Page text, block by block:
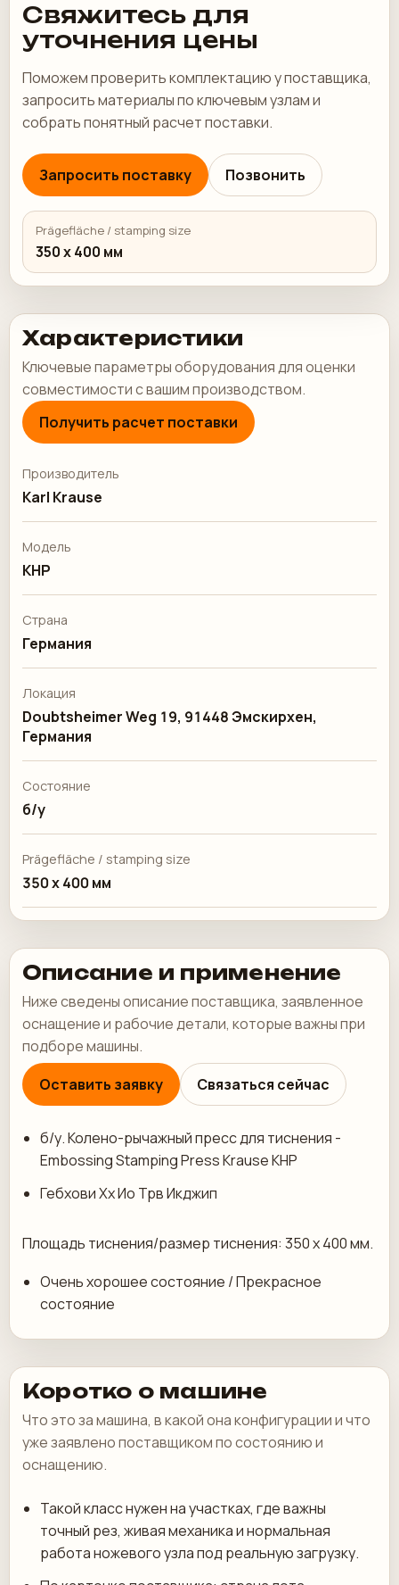
Свяжитесь для
уточнения цены
Поможем проверить комплектацию у поставщика,
запросить материалы по ключевым узлам и
собрать понятный расчет поставки.
Запросить поставку Позвонить
Prägefläche / stamping size
350 x 400 мм
Характеристики
Ключевые параметры оборудования для оценки
совместимости с вашим производством.
Получить расчет поставки
Производитель
Karl Krause
Модель
KHP
Страна
Германия
Локация
Doubtsheimer Weg 19, 91448 Эмскирхен,
Германия
Состояние
б/у
Prägefläche / stamping size
350 x 400 мм
Описание и применение
Ниже сведены описание поставщика, заявленное
оснащение и рабочие детали, которые важны при
подборе машины.
Оставить заявку
Связаться сейчас
б/у. Колено-рычажный пресс для тиснения -
Embossing Stamping Press Krause KHP
Гебхови Хх Ио Трв Икджип
Площадь тиснения/размер тиснения: 350 х 400 мм.
Очень хорошее состояние / Прекрасное
состояние
Коротко о машине
Что это за машина, в какой она конфигурации и что
уже заявлено поставщиком по состоянию и
оснащению.
Такой класс нужен на участках, где важны
точный рез, живая механика и нормальная
работа ножевого узла под реальную загрузку.